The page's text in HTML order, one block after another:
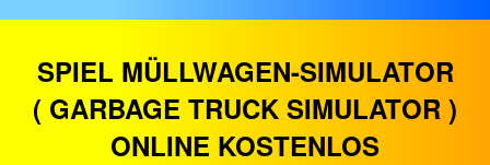
SPIEL MÜLLWAGEN-SIMULATOR
( GARBAGE TRUCK SIMULATOR )
ONLINE KOSTENLOS